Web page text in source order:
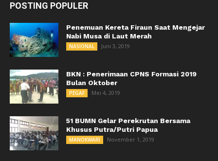
POSTING POPULER
Penemuan Kereta Firaun Saat Mengejar
Nabi Musa di Laut Merah
NASIONAL Juni 3, 2019
BKN : Penerimaan CPNS Formasi 2019
Bulan Oktober
PEGAF Mei 4, 2019
51 BUMN Gelar Perekrutan Bersama
Khusus Putra/Putri Papua
MANOKWARI November 1, 2019